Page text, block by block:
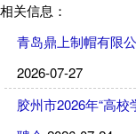
相关信息：
青岛鼎上制帽有限
2026-07-27
胶州市2026年“高校